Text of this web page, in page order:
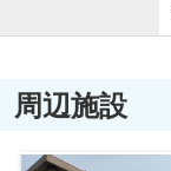
周辺施設